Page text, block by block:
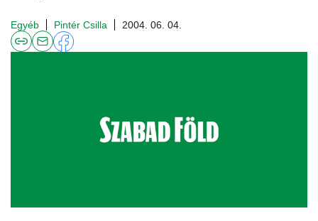
Egyéb Pintér Csilla 2004. 06. 04.